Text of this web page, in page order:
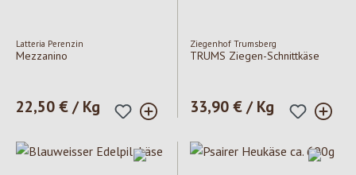
Latteria Perenzin
Mezzanino
Regulärer Preis:
22,50 € / Kg
Ziegenhof Trumsberg
TRUMS Ziegen-Schnittkäse
Regulärer Preis:
33,90 € / Kg